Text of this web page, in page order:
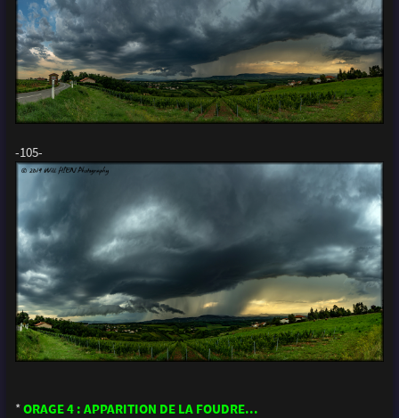
-105-
*ORAGE 4 : APPARITION DE LA FOUDRE...